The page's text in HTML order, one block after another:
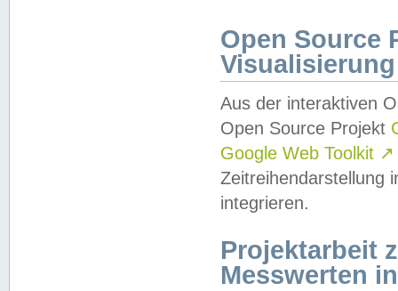
Open Source
Visualisierung
Aus der interaktiven
Open Source Projekt
Google Web Toolkit ↗
Zeitreihendarstellung
integrieren.
Projektarbeit
Messwerten